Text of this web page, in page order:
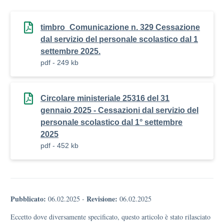
timbro_Comunicazione n. 329 Cessazione
dal servizio del personale scolastico dal 1
settembre 2025.
pdf - 249 kb
Circolare ministeriale 25316 del 31
gennaio 2025 - Cessazioni dal servizio del
personale scolastico dal 1° settembre
2025
pdf - 452 kb
Pubblicato: 06.02.2025 - Revisione: 06.02.2025
Eccetto dove diversamente specificato, questo articolo è stato rilasciato